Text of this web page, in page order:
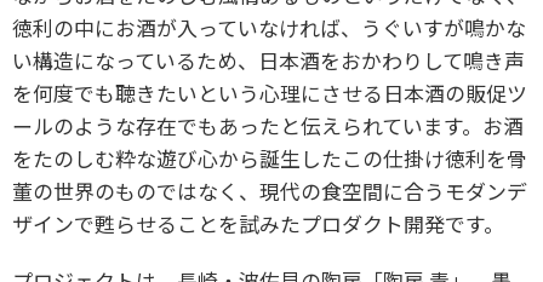
徳利の中にお酒が入っていなければ、うぐいすが鳴かな
い構造になっているため、日本酒をおかわりして鳴き声
を何度でも聴きたいという心理にさせる日本酒の販促ツ
ールのような存在でもあったと伝えられています。お酒
をたのしむ粋な遊び心から誕生したこの仕掛け徳利を骨
董の世界のものではなく、現代の食空間に合うモダンデ
ザインで甦らせることを試みたプロダクト開発です。